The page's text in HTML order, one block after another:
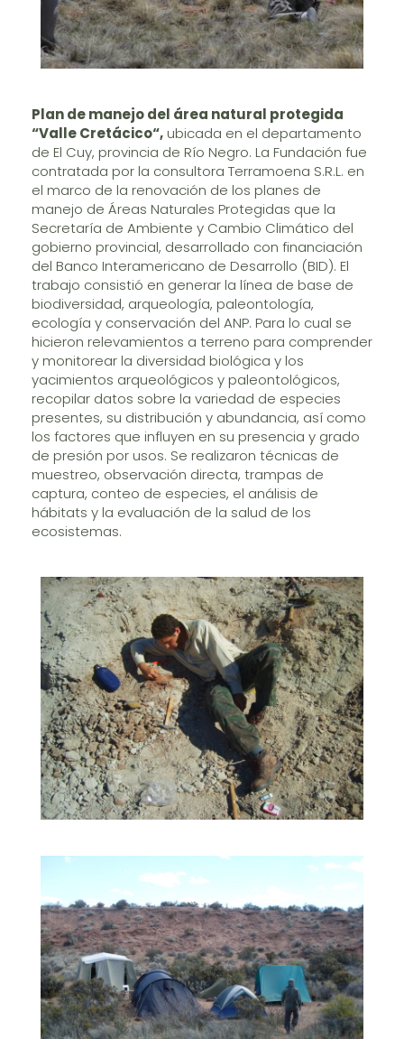
Plan de manejo del área natural protegida
“Valle Cretácico“,ubicada en el departamento
de El Cuy, provincia de Río Negro. La Fundación fue
contratada por la consultora Terramoena S.R.L. en
el marco de la renovación de los planes de
manejo de Áreas Naturales Protegidas que la
Secretaría de Ambiente y Cambio Climático del
gobierno provincial, desarrollado con financiación
del Banco Interamericano de Desarrollo (BID). El
trabajo consistió en generar la línea de base de
biodiversidad, arqueología, paleontología,
ecología y conservación del ANP. Para lo cual se
hicieron relevamientos a terreno para comprender
y monitorear la diversidad biológica y los
yacimientos arqueológicos y paleontológicos,
recopilar datos sobre la variedad de especies
presentes, su distribución y abundancia, así como
los factores que influyen en su presencia y grado
de presión por usos. Se realizaron técnicas de
muestreo, observación directa, trampas de
captura, conteo de especies, el análisis de
hábitats y la evaluación de la salud de los
ecosistemas.